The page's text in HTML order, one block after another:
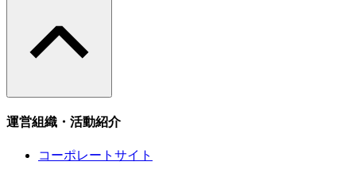
運営組織・活動紹介
コーポレートサイト